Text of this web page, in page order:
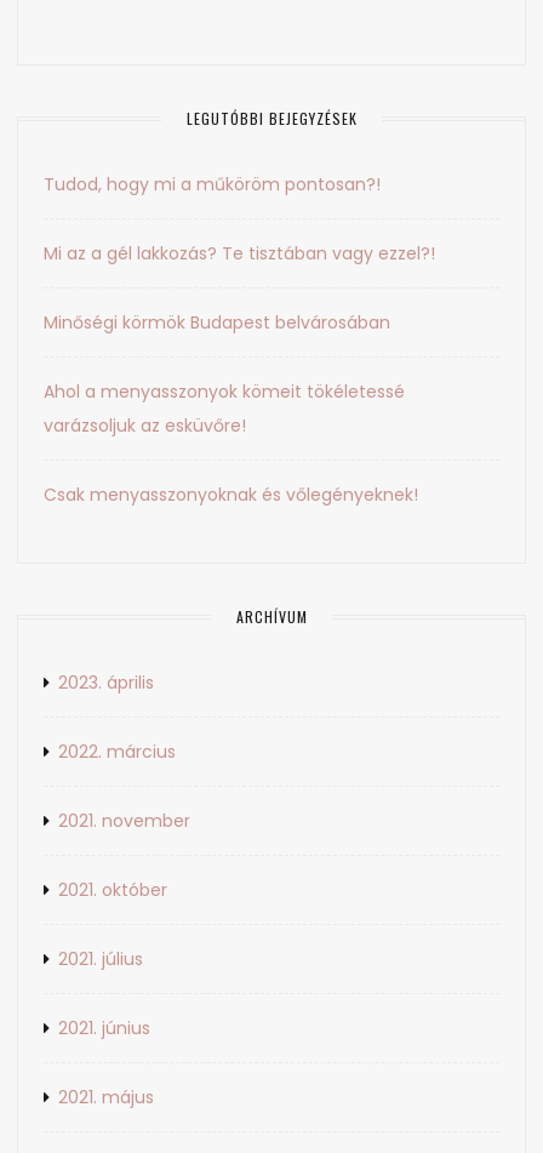
LEGUTÓBBI BEJEGYZÉSEK
Tudod, hogy mi a műköröm pontosan?!
Mi az a gél lakkozás? Te tisztában vagy ezzel?!
Minőségi körmök Budapest belvárosában
Ahol a menyasszonyok kömeit tökéletessé
varázsoljuk az esküvőre!
Csak menyasszonyoknak és vőlegényeknek!
ARCHÍVUM
2023. április
2022. március
2021. november
2021. október
2021. július
2021. június
2021. május